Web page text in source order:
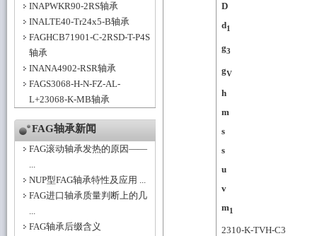
INAPWKR90-2RS轴承
INALTE40-Tr24x5-B轴承
FAGHCB71901-C-2RSD-T-P4S
轴承
INANA4902-RSR轴承
FAGS3068-H-N-FZ-AL-
L+23068-K-MB轴承
FAG轴承新闻
FAG滚动轴承发热的原因——
...
NUP型FAG轴承特性及应用 ...
FAG进口轴承质量判断上的几
...
FAG轴承后缀含义
D
d1
g3
gV
h
m
s
s
u
v
m1
2310-K-TVH-C3